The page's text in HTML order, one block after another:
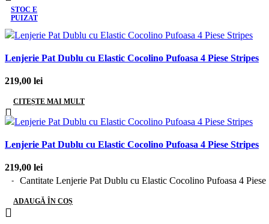
STOC E
PUIZAT
Lenjerie Pat Dublu cu Elastic Cocolino Pufoasa 4 Piese Stripes
219,00 lei
CITEȘTE MAI MULT
Lenjerie Pat Dublu cu Elastic Cocolino Pufoasa 4 Piese Stripes
219,00 lei
Cantitate Lenjerie Pat Dublu cu Elastic Cocolino Pufoasa 4 Piese
ADAUGĂ ÎN COȘ